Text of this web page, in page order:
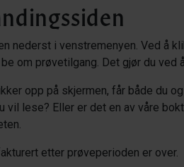
nederst i venstremenyen . Ved å
om prøvetilgang. Det gjør du
opp på skjermen, får både du
vil lese? Eller er det en av våre
etter prøveperioden er over.